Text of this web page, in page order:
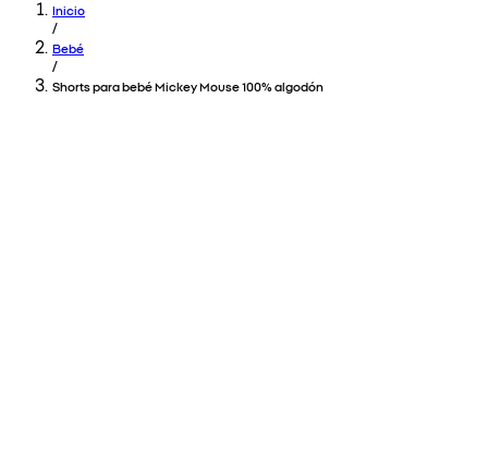
Inicio
/
Bebé
/
Shorts para bebé Mickey Mouse 100% algodón